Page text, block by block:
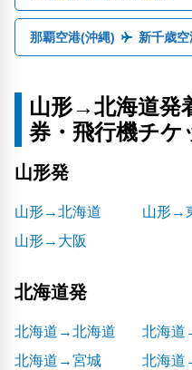
那覇空港(沖縄) 新千歳空
山形→北海道発
券・飛行機チケ
山形発
山形→北海道 山形→
山形→大阪
北海道発
北海道→北海道 北海道
北海道→宮城
北海道